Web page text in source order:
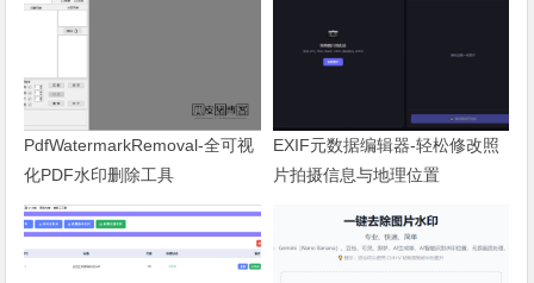
PdfWatermarkRemoval-全可视
化PDF水印删除工具
EXIF元数据编辑器-轻松修改照
片拍摄信息与地理位置